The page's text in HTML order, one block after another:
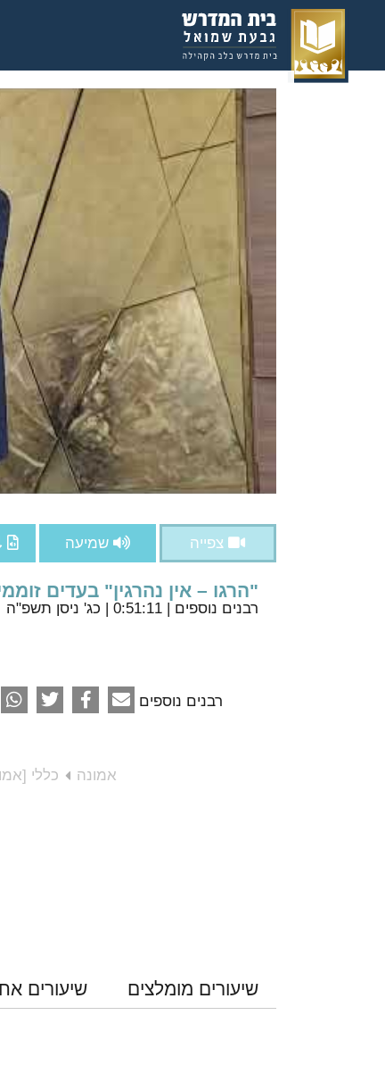
צפייה שמיעה
"הרגו – אין נהרגין" בעדים
רבנים נוספים | 0:51:11 | כג' ניסן תשפ"ה
רבנים נוספים
אמונה כללי
שיעורים מומלצים שיעורים